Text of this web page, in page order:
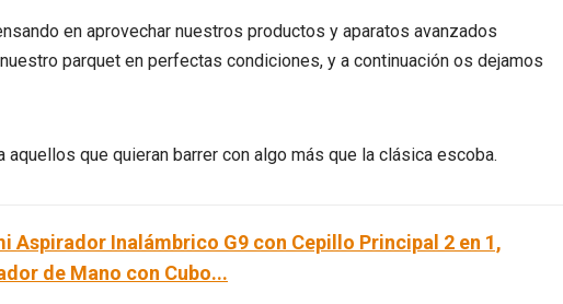
en aprovechar nuestros productos y aparatos avanzados
parquet en perfectas condiciones, y a continuación os dejamos
que quieran barrer con algo más que la clásica escoba.
Aspirador Inalámbrico G9 con Cepillo Principal 2 en 1,
de Mano con Cubo...